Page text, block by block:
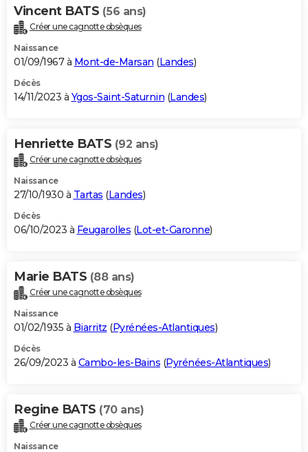
Vincent BATS (56 ans)
Créer une cagnotte obsèques
Naissance
01/09/1967 à Mont-de-Marsan (Landes)
Décès
14/11/2023 à Ygos-Saint-Saturnin (Landes)
Henriette BATS (92 ans)
Créer une cagnotte obsèques
Naissance
27/10/1930 à Tartas (Landes)
Décès
06/10/2023 à Feugarolles (Lot-et-Garonne)
Marie BATS (88 ans)
Créer une cagnotte obsèques
Naissance
01/02/1935 à Biarritz (Pyrénées-Atlantiques)
Décès
26/09/2023 à Cambo-les-Bains (Pyrénées-Atlantiques)
Regine BATS (70 ans)
Créer une cagnotte obsèques
Naissance